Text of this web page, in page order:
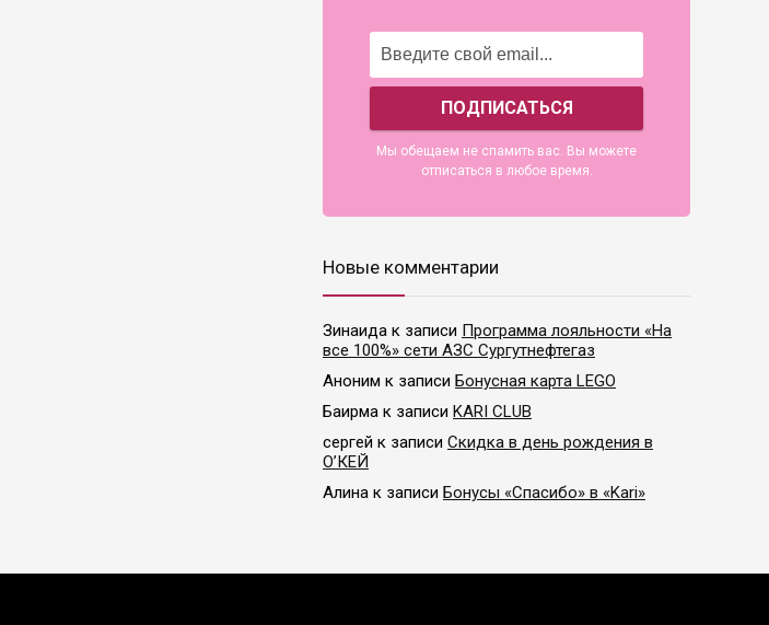
Мы обещаем не спамить вас. Вы можете
отписаться в любое время.
Новые комментарии
Зинаида к записи Программа лояльности «На
все 100%» сети АЗС Сургутнефтегаз
Аноним к записи Бонусная карта LEGO
Баирма к записи KARI CLUB
сергей к записи Скидка в день рождения в
О’КЕЙ
Алина к записи Бонусы «Спасибо» в «Kari»